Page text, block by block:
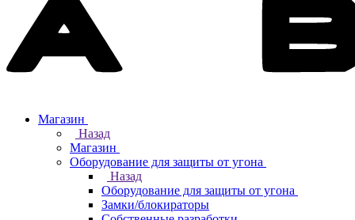
Магазин
Назад
Магазин
Оборудование для защиты от угона
Назад
Оборудование для защиты от угона
Замки/блокираторы